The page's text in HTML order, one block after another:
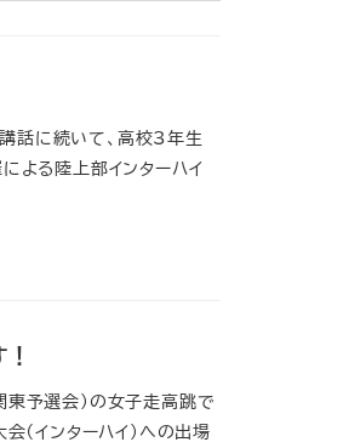
話に続いて、高校3年生
よる陸上部インターハイ
予選会）の女子走高跳で
インターハイ）への出場